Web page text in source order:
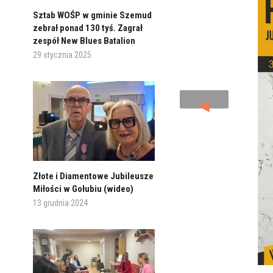
Sztab WOŚP w gminie Szemud
zebrał ponad 130 tyś. Zagrał
zespół New Blues Batalion
29 stycznia 2025
Złote i Diamentowe Jubileusze
Miłości w Gołubiu (wideo)
13 grudnia 2024
◄